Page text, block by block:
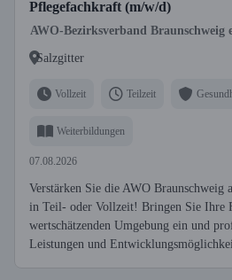
Pflegefachkraft (m/w/d)
AWO-Bezirksverband Braunschweig
Salzgitter
Vollzeit Teilzeit
Weiterbildungen
07.08.2026
Verstärken Sie die AWO
in Teil- oder Vollzeit! Bringen Sie Ihre
wertschätzenden Umgebung ein und
Leistungen und